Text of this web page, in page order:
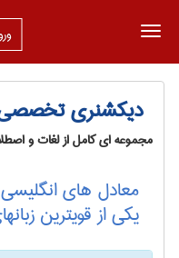
دیکشنری تخصصی
مجموعه ای کامل از لغات و
یکی از قویترین